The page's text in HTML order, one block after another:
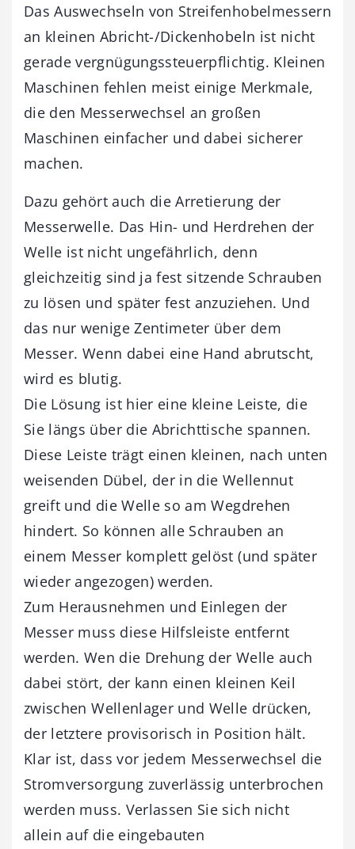
Das Auswechseln von Streifenhobelmessern
an kleinen Abricht-/Dickenhobeln ist nicht
gerade vergnügungssteuerpflichtig. Kleinen
Maschinen fehlen meist einige Merkmale,
die den Messerwechsel an großen
Maschinen einfacher und dabei sicherer
machen.
Dazu gehört auch die Arretierung der
Messerwelle. Das Hin- und Herdrehen der
Welle ist nicht ungefährlich, denn
gleichzeitig sind ja fest sitzende Schrauben
zu lösen und ­später fest anzuziehen. Und
das nur wenige Zentimeter über dem
Messer. Wenn dabei eine Hand abrutscht,
wird es blutig.
Die Lösung ist hier eine kleine Leiste, die
Sie längs über die Abrichttische spannen.
Diese Leiste trägt einen kleinen, nach unten
weisenden Dübel, der in die Wellennut
greift und die Welle so am Wegdrehen
hindert. So können alle Schrauben an
einem Messer komplett gelöst (und später
wieder ange­zogen) werden.
Zum Herausnehmen und Einlegen der
Messer muss diese Hilfsleiste entfernt
werden. Wen die Drehung der Welle auch
dabei stört, der kann einen kleinen Keil
zwischen Wellenlager und Welle drücken,
der letztere provisorisch in Position hält.
Klar ist, dass vor jedem Messerwechsel die
Stromversorgung zuverlässig unterbrochen
werden muss. Verlassen Sie sich nicht
allein auf die einge­bauten